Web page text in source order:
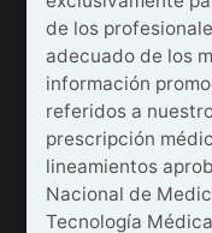
de los
adecuado de los
información
referidos a
prescripción
lineamientos
Nacional de
Tecnología